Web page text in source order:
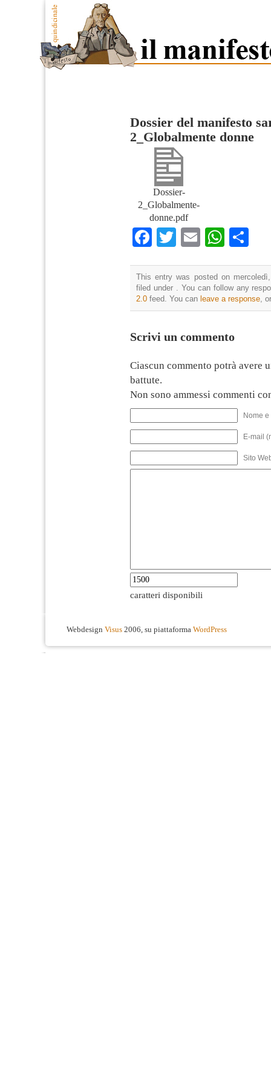
Dossier del manifesto
2_Globalmente donne
Dossier-
2_Globalmente-
donne.pdf
Facebook
TwitterEmail
This entry was posted on
filed under . You can follow any
2.0 feed. You can leave a response,
Scrivi un commento
Ciascun commento potrà avere
battute.
Non sono ammessi commenti
Nome
E-mail
Sito
caratteri disponibili
Webdesign Visus 2006, su piattaforma WordPress